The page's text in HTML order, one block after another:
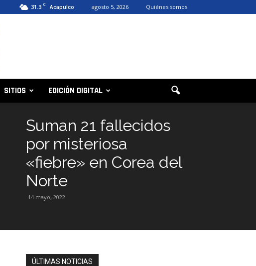
31.3 C Acapulco agosto 5, 2026 Quiénes somos
SITIOS EDICIÓN DIGITAL
Suman 21 fallecidos
por misteriosa
«fiebre» en Corea del
Norte
14 mayo, 2022
ÚLTIMAS NOTICIAS